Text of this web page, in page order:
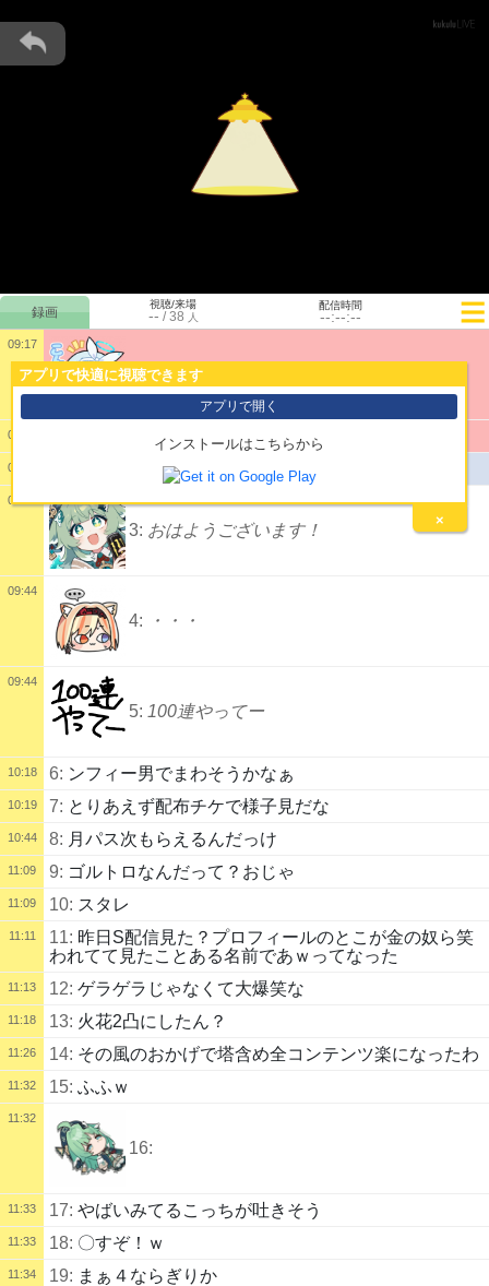
アプリで快適に視聴できます
アプリで開く
インストールはこちらから
×
視聴/来場
-- /38 人
配信時間
--:--:--
09:17
1:こんにちは！
09:18 すみません 今日も遊戯王からやります
09:19 公開配信を開始しました。
09:39
3: おはようございます！
09:44
4: ・・・
09:44
5: 100連やってー
10:18 6: ンフィー男でまわそうかなぁ
10:19 7: とりあえず配布チケで様子見だな
10:44 8: 月パス次もらえるんだっけ
11:09 9: ゴルトロなんだって？おじゃ
11:09 10: スタレ
11:11 11: 昨日S配信見た？プロフィールのとこが金の奴ら笑
われてて見たことある名前であｗってなった
11:13 12: ゲラゲラじゃなくて大爆笑な
11:18 13: 火花2凸にしたん？
11:26 14: その風のおかげで塔含め全コンテンツ楽になったわ
11:32 15: ふふｗ
11:32
16:
11:33 17: やばいみてるこっちが吐きそう
11:33 18: 〇すぞ！ｗ
11:34 19: まぁ４ならぎりか